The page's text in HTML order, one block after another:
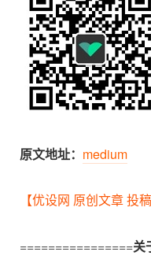
原文地址： medium
【优设网 原创文章 投
================关